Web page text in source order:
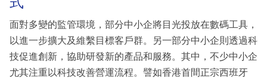
面對多變的監管環境，部分中小企將目光投放在數碼工具，
以進一步擴大及維繫目標客戶群。另一部分中小企則透過科
技促進創新，協助研發新的產品和服務。其中，不少中小企
尤其注重以科技改善營運流程。譬如香港首間正宗西班牙